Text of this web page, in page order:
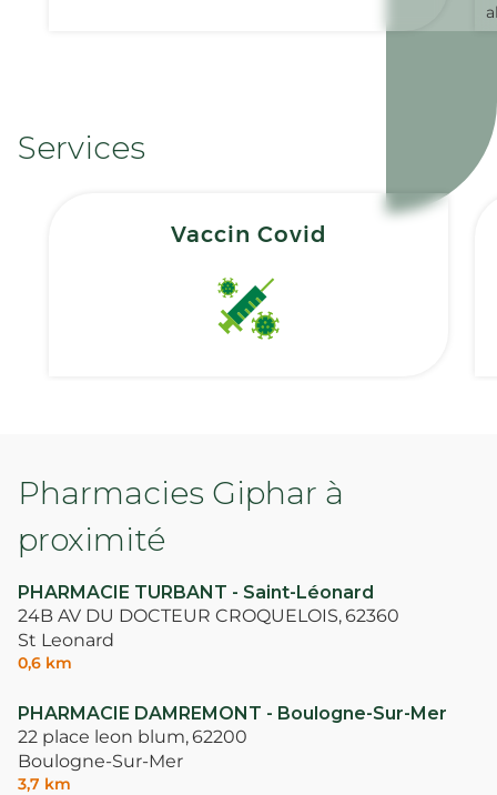
Services
Vaccin Covid
Pharmacies Giphar à
proximité
PHARMACIE TURBANT - Saint-Léonard
24B AV DU DOCTEUR CROQUELOIS,62360
St Leonard
0,6 km
PHARMACIE DAMREMONT - Boulogne-Sur-Mer
22 place leon blum,62200
Boulogne-Sur-Mer
3,7 km